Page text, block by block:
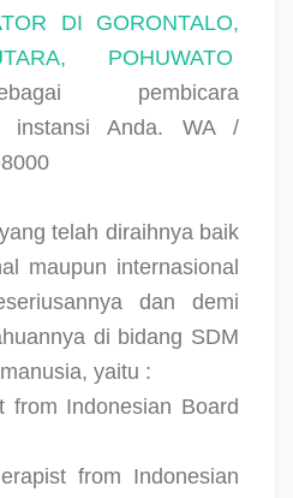
DI GORONTALO,
POHUWATO
pembicara
instansi Anda. WA /
telah diraihnya baik
maupun internasional
dan demi
di bidang SDM
yaitu :
from Indonesian Board
from Indonesian